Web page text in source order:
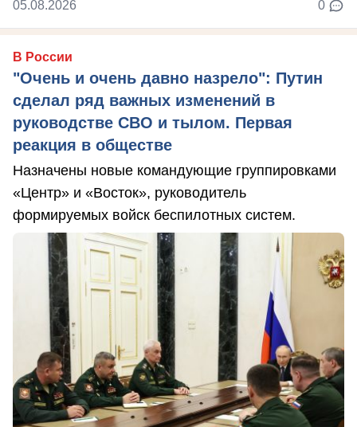
05.08.2026 0
В России
"Очень и очень давно назрело": Путин
сделал ряд важных изменений в
руководстве СВО и тылом. Первая
реакция в обществе
Назначены новые командующие группировками
«Центр» и «Восток», руководитель
формируемых войск беспилотных систем.